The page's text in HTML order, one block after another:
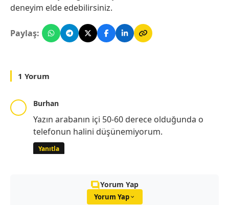
deneyim elde edebilirsiniz.
Paylaş:
1 Yorum
Burhan
Yazın arabanın içi 50-60 derece olduğunda o
telefonun halini düşünemiyorum.
Yanıtla
Yorum Yap
Yorum Yap